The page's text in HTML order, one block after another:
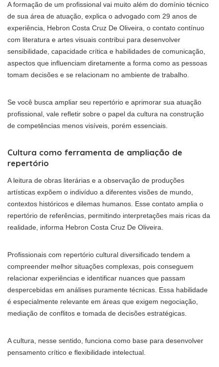
A formação de um profissional vai muito além do domínio técnico
de sua área de atuação, explica o advogado com 29 anos de
experiência, Hebron Costa Cruz De Oliveira, o contato contínuo
com literatura e artes visuais contribui para desenvolver
sensibilidade, capacidade crítica e habilidades de comunicação,
aspectos que influenciam diretamente a forma como as pessoas
tomam decisões e se relacionam no ambiente de trabalho.
Se você busca ampliar seu repertório e aprimorar sua atuação
profissional, vale refletir sobre o papel da cultura na construção
de competências menos visíveis, porém essenciais.
Cultura como ferramenta de ampliação de
repertório
A leitura de obras literárias e a observação de produções
artísticas expõem o indivíduo a diferentes visões de mundo,
contextos históricos e dilemas humanos. Esse contato amplia o
repertório de referências, permitindo interpretações mais ricas da
realidade, informa Hebron Costa Cruz De Oliveira.
Profissionais com repertório cultural diversificado tendem a
compreender melhor situações complexas, pois conseguem
relacionar experiências e identificar nuances que passam
despercebidas em análises puramente técnicas. Essa habilidade
é especialmente relevante em áreas que exigem negociação,
mediação de conflitos e tomada de decisões estratégicas.
A cultura, nesse sentido, funciona como base para desenvolver
pensamento crítico e flexibilidade intelectual.